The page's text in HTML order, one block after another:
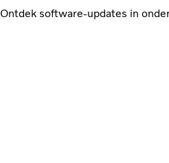
Ontdek software-updates in